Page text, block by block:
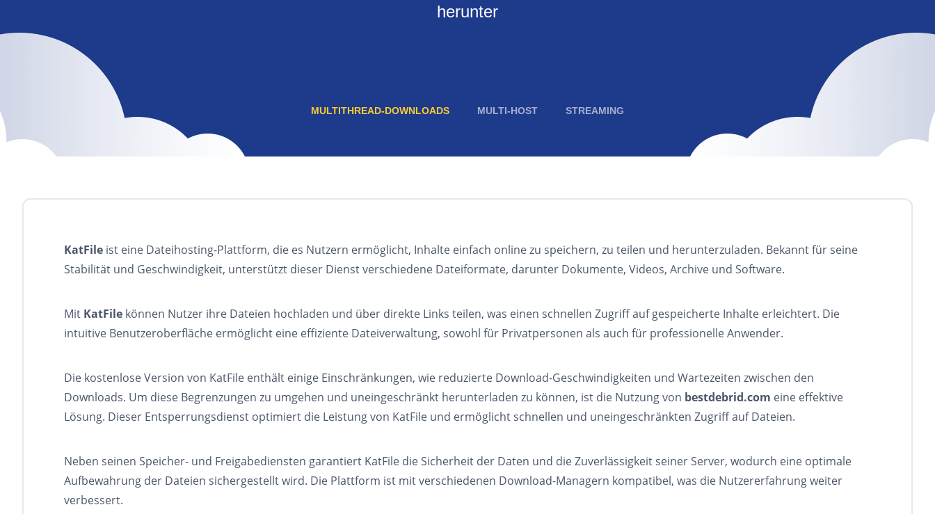
MULTITHREAD-DOWNLOADS MULTI-HOST STREAMING
herunter
KatFile ist eine Dateihosting-Plattform, die es Nutzern ermöglicht, Inhalte einfach online zu speichern, zu teilen und herunterzuladen. Bekannt für seine
Stabilität und Geschwindigkeit, unterstützt dieser Dienst verschiedene Dateiformate, darunter Dokumente, Videos, Archive und Software.
Mit KatFile können Nutzer ihre Dateien hochladen und über direkte Links teilen, was einen schnellen Zugriff auf gespeicherte Inhalte erleichtert. Die
intuitive Benutzeroberfläche ermöglicht eine effiziente Dateiverwaltung, sowohl für Privatpersonen als auch für professionelle Anwender.
Die kostenlose Version von KatFile enthält einige Einschränkungen, wie reduzierte Download-Geschwindigkeiten und Wartezeiten zwischen den
Downloads. Um diese Begrenzungen zu umgehen und uneingeschränkt herunterladen zu können, ist die Nutzung von bestdebrid.com eine effektive
Lösung. Dieser Entsperrungsdienst optimiert die Leistung von KatFile und ermöglicht schnellen und uneingeschränkten Zugriff auf Dateien.
Neben seinen Speicher- und Freigabediensten garantiert KatFile die Sicherheit der Daten und die Zuverlässigkeit seiner Server, wodurch eine optimale
Aufbewahrung der Dateien sichergestellt wird. Die Plattform ist mit verschiedenen Download-Managern kompatibel, was die Nutzererfahrung weiter
verbessert.